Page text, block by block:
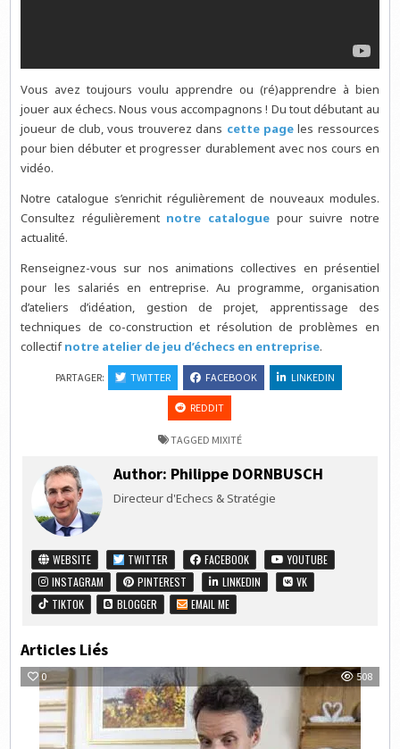
Vous avez toujours voulu apprendre ou (ré)apprendre à bien
jouer aux échecs. Nous vous accompagnons ! Du tout débutant au
joueur de club, vous trouverez dans cette page les ressources
pour bien débuter et progresser durablement avec nos cours en
vidéo.
Notre catalogue s’enrichit régulièrement de nouveaux modules.
Consultez régulièrement notre catalogue pour suivre notre
actualité.
Renseignez-vous sur nos animations collectives en présentiel
pour les salariés en entreprise. Au programme, organisation
d’ateliers d’idéation, gestion de projet, apprentissage des
techniques de co-construction et résolution de problèmes en
collectifnotre atelier de jeu d’échecs en entreprise.
PARTAGER: TWITTER FACEBOOK LINKEDIN
REDDIT
TAGGED MIXITÉ
Author: Philippe DORNBUSCH
Directeur d'Echecs & Stratégie
WEBSITE TWITTER FACEBOOK
YOUTUBE
INSTAGRAM
PINTEREST LINKEDIN
VK
TIKTOK
BLOGGER EMAIL ME
Articles Liés
0 508